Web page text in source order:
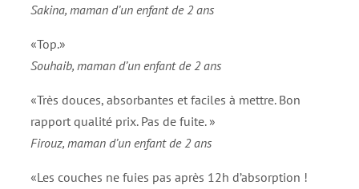
Sakina, maman d’un enfant de 2 ans
«Top.»
Souhaib, maman d’un enfant de 2 ans
«Très douces, absorbantes et faciles à mettre. Bon
rapport qualité prix. Pas de fuite. »
Firouz, maman d’un enfant de 2 ans
«Les couches ne fuies pas après 12h d’absorption !